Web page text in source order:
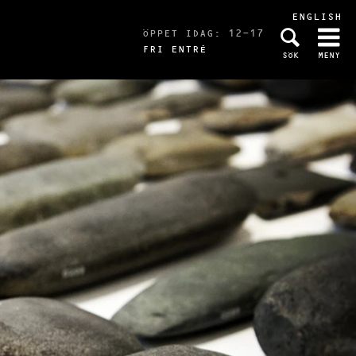
ENGLISH
ÖPPET IDAG: 12-17
FRI ENTRÉ
SÖK MENY